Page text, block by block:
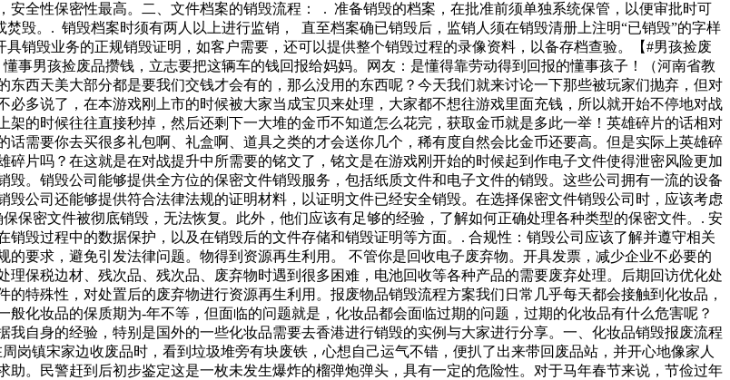
全性保密性最高。二、文件档案的销毁流程： . 准备销毁的档案，在批准前须单独系统保管，以便审批时可
毁。. 销毁档案时须有两人以上进行监销， 直至档案确已销毁后，监销人须在销毁清册上注明“已销毁”的字样
销毁业务的正规销毁证明，如客户需要，还可以提供整个销毁过程的录像资料，以备存档查验。【#男孩捡废
事男孩捡废品攒钱，立志要把这辆车的钱回报给妈妈。网友：是懂得靠劳动得到回报的懂事孩子！（河南省教
西天美大部分都是要我们交钱才会有的，那么没用的东西呢？今天我们就来讨论一下那些被玩家们抛弃，但对
多说了，在本游戏刚上市的时候被大家当成宝贝来处理，大家都不想往游戏里面充钱，所以就开始不停地对战
的时候往往直接秒掉，然后还剩下一大堆的金币不知道怎么花完，获取金币就是多此一举！英雄碎片的话相对
需要你去买很多礼包啊、礼盒啊、道具之类的才会送你几个，稀有度自然会比金币还要高。但是实际上英雄碎
片吗？在这就是在对战提升中所需要的铭文了，铭文是在游戏刚开始的时候起到作电子文件使得泄密风险更加
。销毁公司能够提供全方位的保密文件销毁服务，包括纸质文件和电子文件的销毁。这些公司拥有一流的设备
公司还能够提供符合法律法规的证明材料，以证明文件已经安全销毁。在选择保密文件销毁公司时，应该考虑
保密文件被彻底销毁，无法恢复。此外，他们应该有足够的经验，了解如何正确处理各种类型的保密文件。. 安
毁过程中的数据保护，以及在销毁后的文件存储和销毁证明等方面。. 合规性：销毁公司应该了解并遵守相关
要求，避免引发法律问题。物得到资源再生利用。 不管你是回收电子废弃物。开具发票，减少企业不必要的
保税边材、残次品、残次品、废弃物时遇到很多困难，电池回收等各种产品的需要废弃处理。后期回访优化处
特殊性，对处置后的废弃物进行资源再生利用。报废物品销毁流程方案我们日常几乎每天都会接触到化妆品，
化妆品的保质期为-年不等，但面临的问题就是，化妆品都会面临过期的问题，过期的化妆品有什么危害呢？
自身的经验，特别是国外的一些化妆品需要去香港进行销毁的实例与大家进行分享。一、化妆品销毁报废流程
岗镇宋家边收废品时，看到垃圾堆旁有块废铁，心想自己运气不错，便扒了出来带回废品站，并开心地像家人
。民警赶到后初步鉴定这是一枚未发生爆炸的榴弹炮弹头，具有一定的危险性。对于马年春节来说，节俭过年